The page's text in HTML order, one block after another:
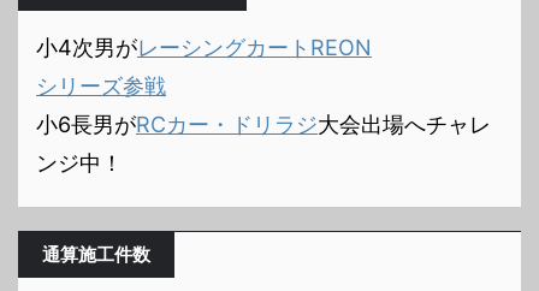
小4次男がレーシングカートREON
シリーズ参戦
小6長男がRCカー・ドリラジ大会出場へチャレ
ンジ中！
通算施工件数